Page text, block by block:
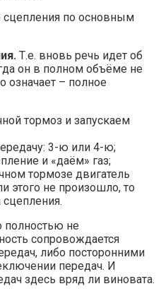
сцепления по основным
Т.е. вновь речь идет об
он в полном объёме не
означает – полное
тормоз и запускаем
3-ю или 4-ю;
и «даём» газ;
тормозе двигатель
этого не произошло, то
полностью не
сопровождается
либо посторонними
передач. И
здесь вряд ли виновата.